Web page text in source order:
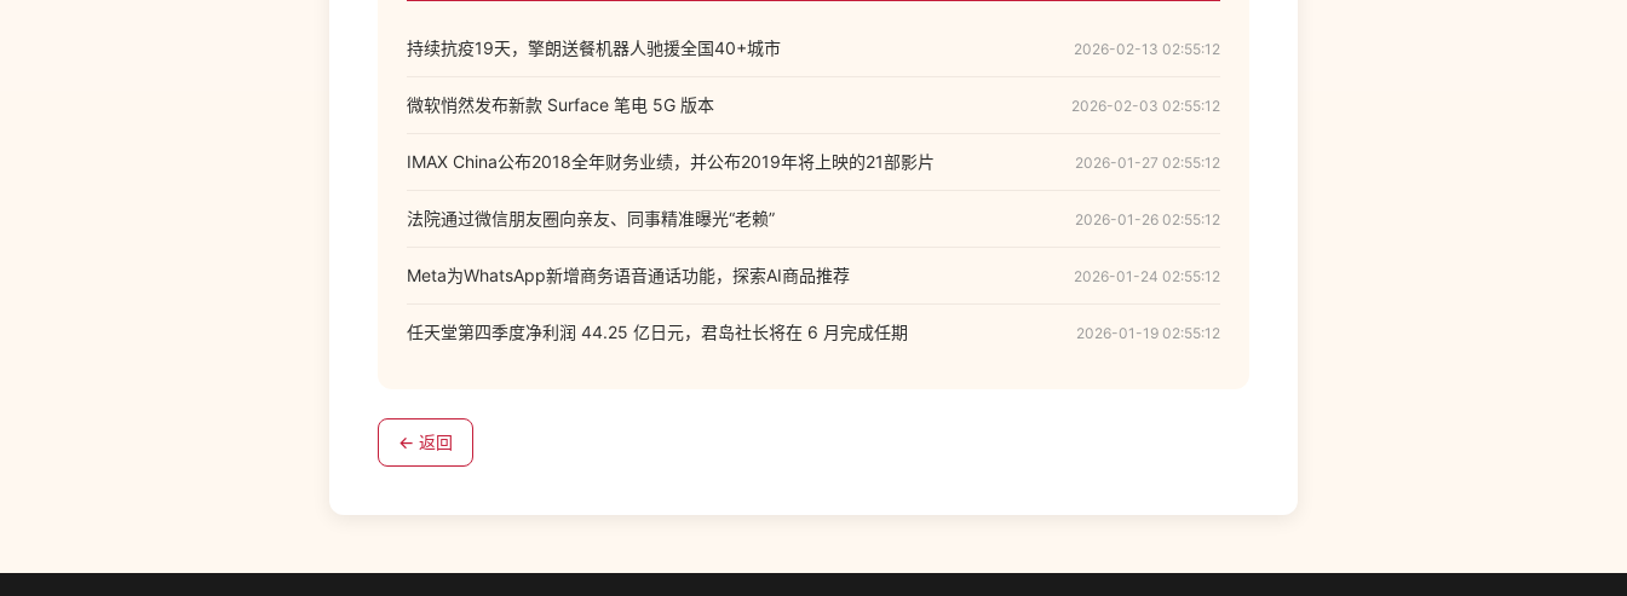
持续抗疫19天，擎朗送餐机器人驰援全国40+城市 2026-02-13 02:55:12
微软悄然发布新款 Surface 笔电 5G 版本 2026-02-03 02:55:12
IMAX China公布2018全年财务业绩，并公布2019年将上映的21部影片 2026-01-27 02:55:12
法院通过微信朋友圈向亲友、同事精准曝光“老赖” 2026-01-26 02:55:12
Meta为WhatsApp新增商务语音通话功能，探索AI商品推荐 2026-01-24 02:55:12
任天堂第四季度净利润 44.25 亿日元，君岛社长将在 6 月完成任期 2026-01-19 02:55:12
← 返回